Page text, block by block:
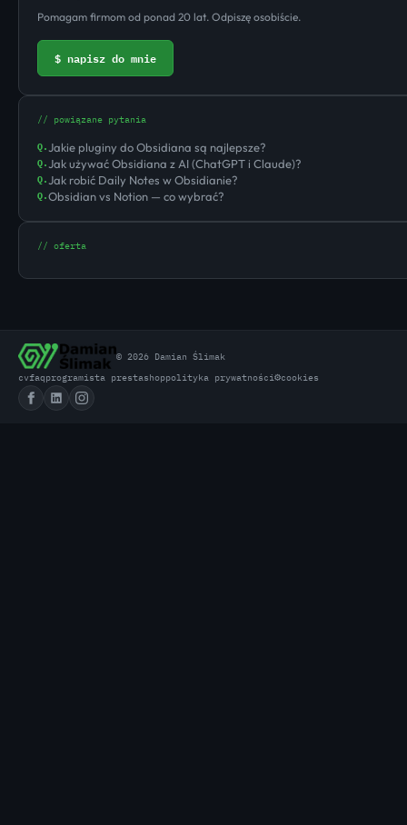
Pomagam firmom od ponad 20 lat. Odpiszę osobiście.
$ napisz do mnie
// powiązane pytania
Q. Jakie pluginy do Obsidiana są najlepsze?
Q. Jak używać Obsidiana z AI (ChatGPT i Claude)?
Q. Jak robić Daily Notes w Obsidianie?
Q.Obsidian vs Notion — co wybrać?
// oferta
© 2026 Damian Ślimak
cvfaqprogramista prestashoppolityka prywatności⚙cookies